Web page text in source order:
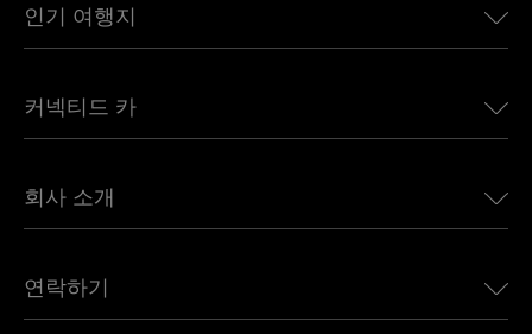
인기 여행지
유럽용 eSIM
캐나다용 eSIM
아프리카용 eSIM
모든 목적지 보기
커넥티드 카
Land Rover용 Ubigi
Jeep용 Ubigi
회사 소개
언론에 소개된 Ubigi
연락하기